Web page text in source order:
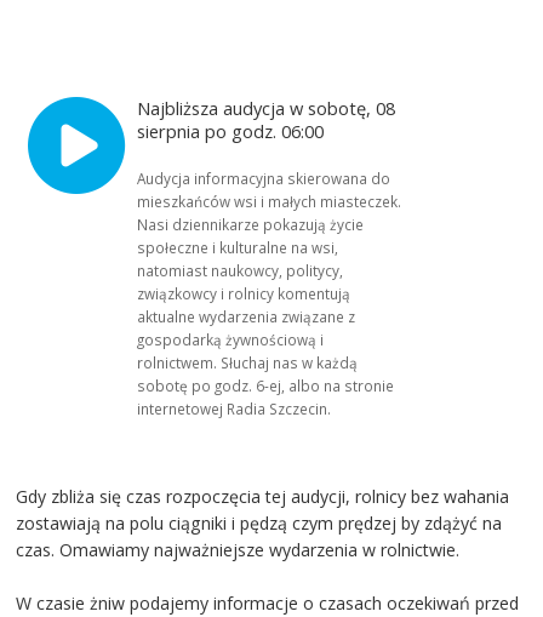
Najbliższa audycja w sobotę, 08
sierpnia po godz. 06:00
Audycja informacyjna skierowana do
mieszkańców wsi i małych miasteczek.
Nasi dziennikarze pokazują życie
społeczne i kulturalne na wsi,
natomiast naukowcy, politycy,
związkowcy i rolnicy komentują
aktualne wydarzenia związane z
gospodarką żywnościową i
rolnictwem. Słuchaj nas w każdą
sobotę po godz. 6-ej, albo na stronie
internetowej Radia Szczecin.
Gdy zbliża się czas rozpoczęcia tej audycji, rolnicy bez wahania
zostawiają na polu ciągniki i pędzą czym prędzej by zdążyć na
czas. Omawiamy najważniejsze wydarzenia w rolnictwie.
W czasie żniw podajemy informacje o czasach oczekiwań przed